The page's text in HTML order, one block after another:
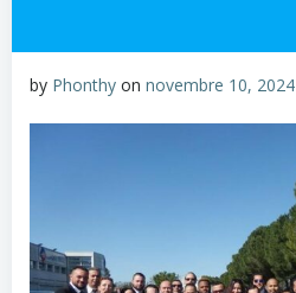
by Phonthy on novembre 10, 2024